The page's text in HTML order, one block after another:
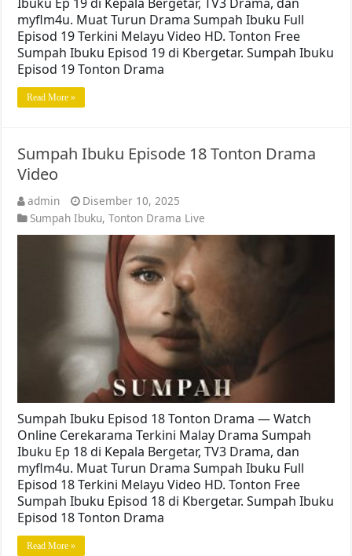
myflm4u. Muat Turun Drama Sumpah Ibuku Full
Episod 19 Terkini Melayu Video HD. Tonton Free
Sumpah Ibuku Episod 19 di Kbergetar. Sumpah Ibuku
Episod 19 Tonton Drama
Read More »
Sumpah Ibuku Episode 18 Tonton Drama
Video
admin
Disember 10, 2025
Sumpah Ibuku,Tonton Drama Live
Sumpah Ibuku Episod 18 Tonton Drama — Watch
Online Cerekarama Terkini Malay Drama Sumpah
Ibuku Ep 18 di Kepala Bergetar, TV3 Drama, dan
myflm4u. Muat Turun Drama Sumpah Ibuku Full
Episod 18 Terkini Melayu Video HD. Tonton Free
Sumpah Ibuku Episod 18 di Kbergetar. Sumpah Ibuku
Episod 18 Tonton Drama
Read More »